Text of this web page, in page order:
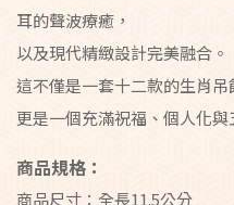
耳的聲波療癒，
以及現代精緻設計完美融合。
這不僅是一套十二款的生肖吊
更是一個充滿祝福、個人化
商品規格：
商品尺寸：全長11.5公分